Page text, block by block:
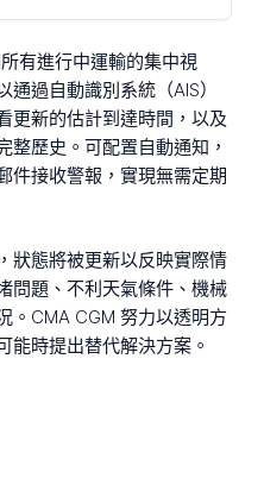
有進行中運輸的集中視
過自動識別系統（AIS）
更新的估計到達時間，以及
整歷史。可配置自動通知，
件接收警報，實現無需定期
狀態將被更新以反映實際情
問題、不利天氣條件、機械
。CMA CGM 努力以透明方
能時提出替代解決方案。